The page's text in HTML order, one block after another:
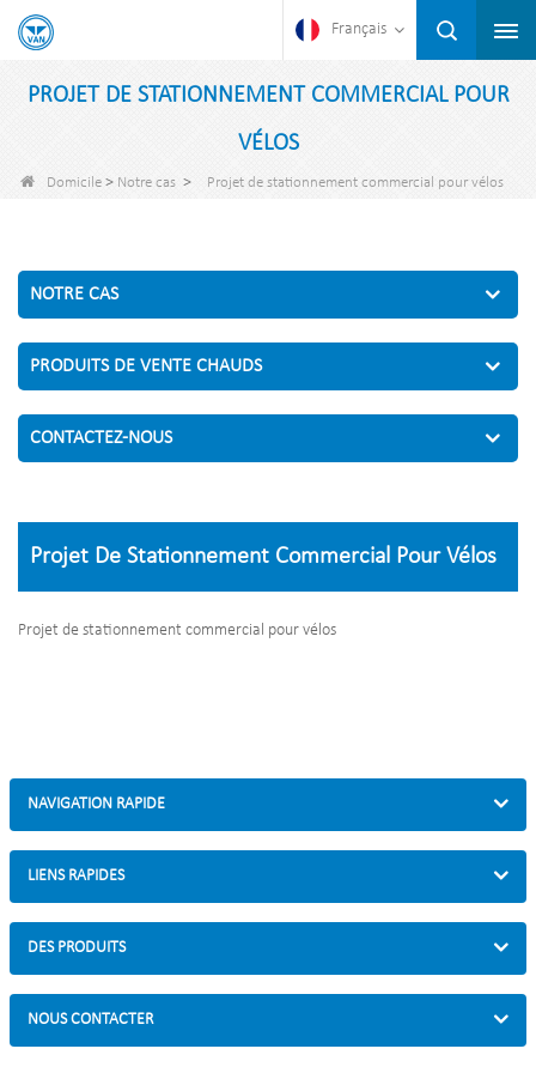
Français
PROJET DE STATIONNEMENT COMMERCIAL POUR
VÉLOS
Domicile > Notre cas > Projet de stationnement commercial pour vélos
NOTRE CAS
PRODUITS DE VENTE CHAUDS
CONTACTEZ-NOUS
Projet De Stationnement Commercial Pour Vélos
Projet de stationnement commercial pour vélos
NAVIGATION RAPIDE
LIENS RAPIDES
DES PRODUITS
NOUS CONTACTER